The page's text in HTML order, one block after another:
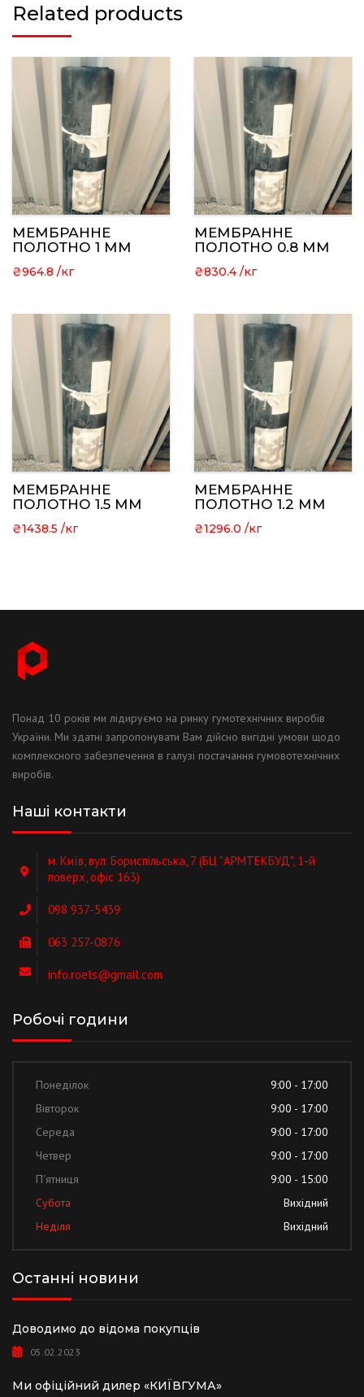
Related products
МЕМБРАННЕ
ПОЛОТНО 1 ММ
₴964.8
МЕМБРАННЕ
ПОЛОТНО 0.8 ММ
₴830.4
МЕМБРАННЕ
ПОЛОТНО 1.5 ММ
₴1438.5
МЕМБРАННЕ
ПОЛОТНО 1.2 ММ
₴1296.0
Понад 10 років ми лідируємо на ринку гумотехнічних виробів
України. Ми здатні запропонувати Вам дійсно вигідні умови щодо
комплексного забезпечення в галузі постачання гумовотехнічних
виробів.
Наші контакти
м. Київ, вул. Бориспільська, 7 (БЦ "АРМТЕКБУД", 1-й
поверх, офіс 163)
098 937-5439
063 257-0876
info.roels@gmail.com
Робочі години
Понеділок
9:00 - 17:00
Вівторок
9:00 - 17:00
Середа
9:00 - 17:00
Четвер
9:00 - 17:00
П'ятниця
9:00 - 15:00
Субота
Вихідний
Неділя
Вихідний
Останні новини
Доводимо до відома покупців
05.02.2023
Ми офіційний дилер «КИЇВГУМА»